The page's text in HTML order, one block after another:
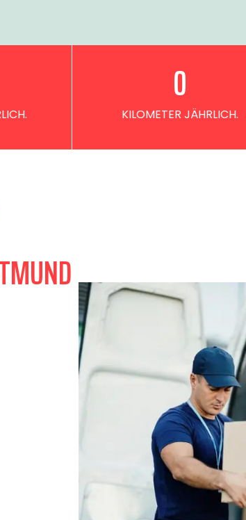
KILOMETER JÄHRLICH.
0